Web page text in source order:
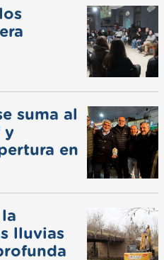
suma al
y
en
lluvias